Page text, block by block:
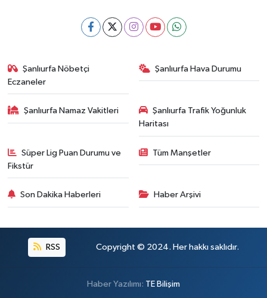
Şanlıurfa Nöbetçi
Eczaneler
Şanlıurfa Hava Durumu
Şanlıurfa Namaz Vakitleri
Şanlıurfa Trafik Yoğunluk
Haritası
Süper Lig Puan Durumu ve
Fikstür
Tüm Manşetler
Son Dakika Haberleri Haber Arşivi
RSS Copyright © 2024. Her hakkı saklıdır.
Haber Yazılımı: TE Bilişim